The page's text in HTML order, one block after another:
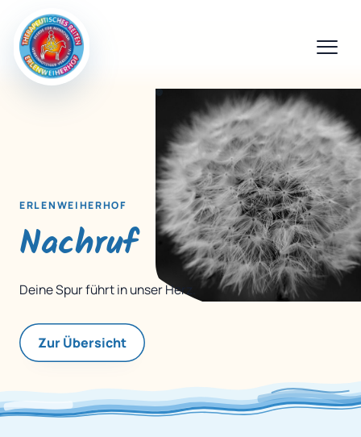
ERLENWEIHERHOF
Nachruf
Deine Spur führt in unser Herz.
Zur Übersicht